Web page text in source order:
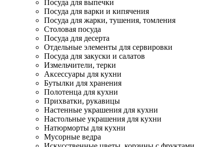
Посуда для выпечки
Посуда для варки и кипячения
Посуда для жарки, тушения, томления
Столовая посуда
Посуда для десерта
Отдельные элементы для сервировки
Посуда для закуски и салатов
Измельчители, терки
Аксессуары для кухни
Бутылки для хранения
Полотенца для кухни
Прихватки, рукавицы
Настенные украшения для кухни
Настольные украшения для кухни
Натюрморты для кухни
Мусорные ведра